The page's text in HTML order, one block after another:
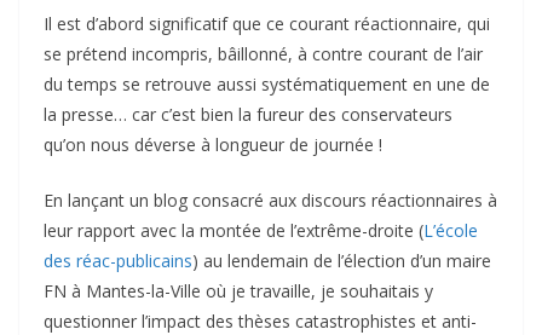
Il est d’abord significatif que ce courant réactionnaire, qui
se prétend incompris, bâillonné, à contre courant de l’air
du temps se retrouve aussi systématiquement en une de
la presse… car c’est bien la fureur des conservateurs
qu’on nous déverse à longueur de journée !
En lançant un blog consacré aux discours réactionnaires à
leur rapport avec la montée de l’extrême-droite (L’école
des réac-publicains) au lendemain de l’élection d’un maire
FN à Mantes-la-Ville où je travaille, je souhaitais y
questionner l’impact des thèses catastrophistes et anti-